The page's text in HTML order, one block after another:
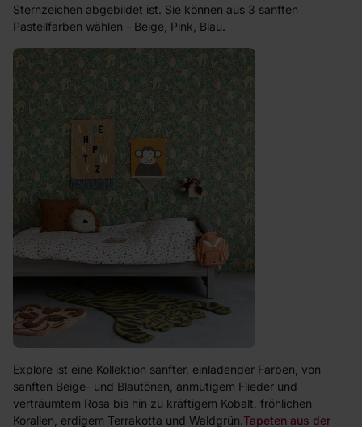
Sternzeichen abgebildet ist. Sie können aus 3 sanften
Pastellfarben wählen - Beige, Pink, Blau.
Explore ist eine Kollektion sanfter, einladender Farben, von
sanften Beige- und Blautönen, anmutigem Flieder und
verträumtem Rosa bis hin zu kräftigem Kobalt, fröhlichen
Korallen, erdigem Terrakotta und Waldgrün.Tapeten aus der